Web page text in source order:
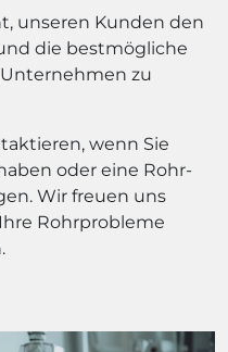
unseren Kunden den
die bestmögliche
zu
wenn Sie
oder eine Rohr-
Wir freuen uns
Rohrprobleme